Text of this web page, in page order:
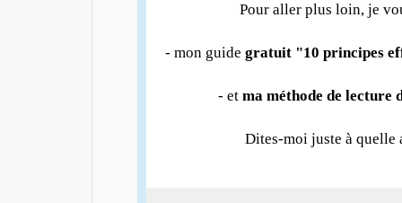
Pour aller plus loin, je
- mon guide gratuit "10 principes
- et ma méthode de lecture
Dites-moi juste à quelle